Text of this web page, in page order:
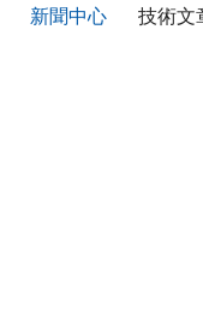
新聞中心 技術文